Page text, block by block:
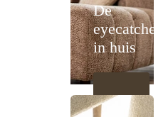
De
eyecatcher
in huis